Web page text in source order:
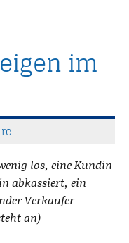
im
los, eine Kundin
abkassiert, ein
Verkäufer
an)